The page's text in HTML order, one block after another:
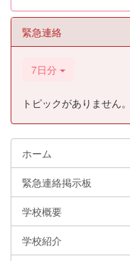
緊急連絡
7日分
トピックがありません。
ホーム
緊急連絡掲示板
学校概要
学校紹介